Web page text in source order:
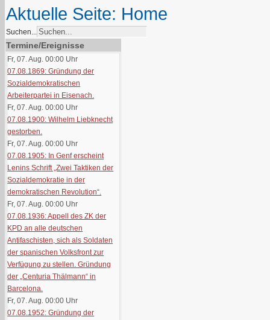
Aktuelle Seite: Home
Suchen...
Termine/Ereignisse
Fr, 07. Aug. 00:00 Uhr
07.08.1869: Gründung der
Sozialdemokratischen
Arbeiterpartei in Eisenach.
Fr, 07. Aug. 00:00 Uhr
07.08.1900: Wilhelm Liebknecht
gestorben.
Fr, 07. Aug. 00:00 Uhr
07.08.1905: In Genf erscheint
Lenins Schrift „Zwei Taktiken der
Sozialdemokratie in der
demokratischen Revolution“.
Fr, 07. Aug. 00:00 Uhr
07.08.1936: Appell des ZK der
KPD an alle deutschen
Antifaschisten, sich als Soldaten
der spanischen Volksfront zur
Verfügung zu stellen. Gründung
der „Centuria Thälmann“ in
Barcelona.
Fr, 07. Aug. 00:00 Uhr
07.08.1952: Gründung der